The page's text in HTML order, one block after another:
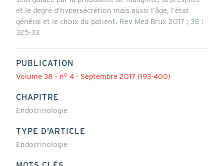
et le degré d’hypersécrétion mais aussi l’âge, l’état
général et le choix du patient. Rev Med Brux 2017 ; 38 :
325-33
PUBLICATION
Volume 38 - n° 4 - Septembre 2017 (193-400)
CHAPITRE
Endocrinologie
TYPE D'ARTICLE
Endocrinologie